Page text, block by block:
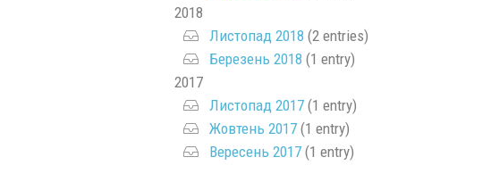
2018
Листопад 2018 (2 entries)
Березень 2018 (1 entry)
2017
Листопад 2017(1 entry)
Жовтень 2017(1 entry)
Вересень 2017(1 entry)